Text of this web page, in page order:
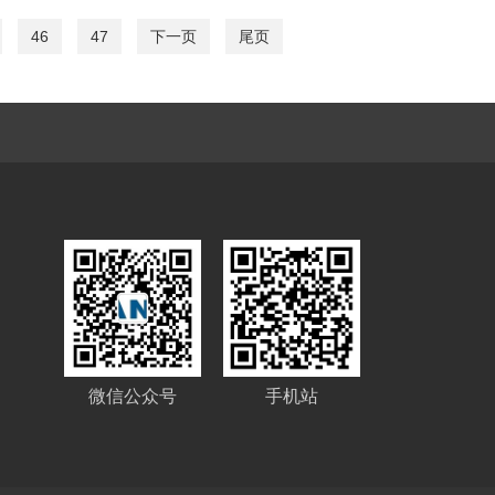
46 47 下一页 尾页
微信公众号 手机站